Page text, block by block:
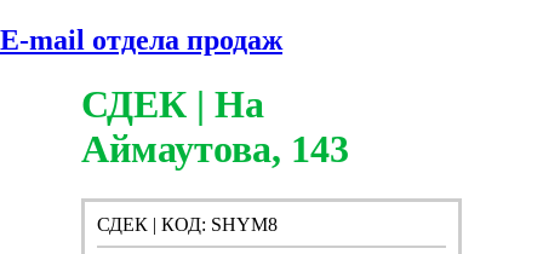
E-mail отдела продаж
СДЕК | На
Аймаутова, 143
СДЕК | КОД: SHYM8